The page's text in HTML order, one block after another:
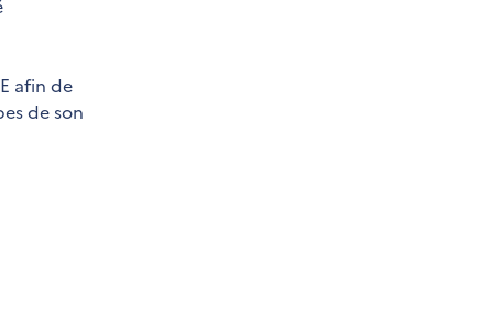
afin de
de son